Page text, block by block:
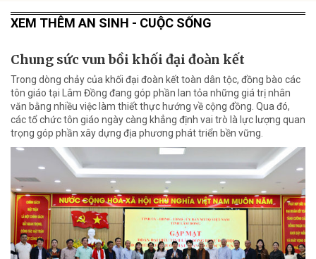
XEM THÊM AN SINH - CUỘC SỐNG
Chung sức vun bồi khối đại đoàn kết
Trong dòng chảy của khối đại đoàn kết toàn dân tộc, đồng bào các
tôn giáo tại Lâm Đồng đang góp phần lan tỏa những giá trị nhân
văn bằng nhiều việc làm thiết thực hướng về cộng đồng. Qua đó,
các tổ chức tôn giáo ngày càng khẳng định vai trò là lực lượng quan
trọng góp phần xây dựng địa phương phát triển bền vững.